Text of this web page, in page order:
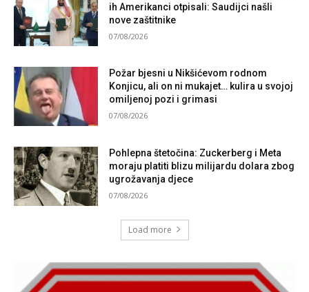
ih Amerikanci otpisali: Saudijci našli
nove zaštitnike
07/08/2026
Požar bjesni u Nikšićevom rodnom
Konjicu, ali on ni mukajet… kulira u svojoj
omiljenoj pozi i grimasi
07/08/2026
Pohlepna štetočina: Zuckerberg i Meta
moraju platiti blizu milijardu dolara zbog
ugrožavanja djece
07/08/2026
Load more